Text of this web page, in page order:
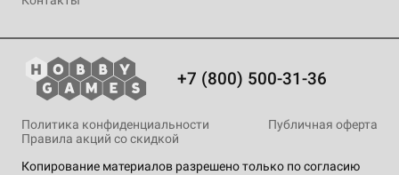
+7 (800) 500-31-36
Копирование материалов разрешено только по согласию
Политика конфиденциальности
Публичная оферта
Правила акций со скидкой